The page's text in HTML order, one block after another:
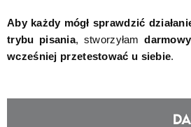
Aby każdy mógł sprawdzić
trybu pisania, stworzyłam
wcześniej przetestować u siebie.